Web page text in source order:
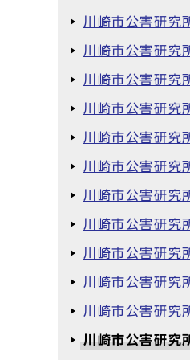
川崎市公害研
川崎市公害研
川崎市公害研
川崎市公害研
川崎市公害研
川崎市公害研
川崎市公害研
川崎市公害研
川崎市公害研究
川崎市公害研究
川崎市公害研
川崎市公害研